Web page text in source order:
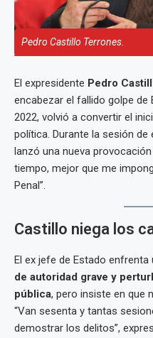
Pedro Castillo Terrones.
El expresidente Pedro
encabezar el fallido golpe de
2022, volvió a convertir el
política. Durante la sesión
lanzó una nueva
tiempo, mejor que me
Penal”.
Castillo niega los
El ex jefe de Estado
de autoridad grave y
pública, pero insiste en que
“Van sesenta y tantas
demostrar los delitos”,